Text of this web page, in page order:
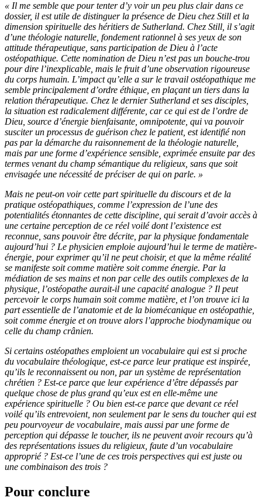
« Il me semble que pour tenter d’y voir un peu plus clair dans ce
dossier, il est utile de distinguer la présence de Dieu chez Still et la
dimension spirituelle des héritiers de Sutherland. Chez Still, il s’agit
d’une théologie naturelle, fondement rationnel à ses yeux de son
attitude thérapeutique, sans participation de Dieu à l’acte
ostéopathique. Cette nomination de Dieu n’est pas un bouche-trou
pour dire l’inexplicable, mais le fruit d’une observation rigoureuse
du corps humain. L’impact qu’elle a sur le travail ostéopathique me
semble principalement d’ordre éthique, en plaçant un tiers dans la
relation thérapeutique. Chez le dernier Sutherland et ses disciples,
la situation est radicalement différente, car ce qui est de l’ordre de
Dieu, source d’énergie bienfaisante, omnipotente, qui va pouvoir
susciter un processus de guérison chez le patient, est identifié non
pas par la démarche du raisonnement de la théologie naturelle,
mais par une forme d’expérience sensible, exprimée ensuite par des
termes venant du champ sémantique du religieux, sans que soit
envisagée une nécessité de préciser de qui on parle. »
Mais ne peut-on voir cette part spirituelle du discours et de la
pratique ostéopathiques, comme l’expression de l’une des
potentialités étonnantes de cette discipline, qui serait d’avoir accès à
une certaine perception de ce réel voilé dont l’existence est
reconnue, sans pouvoir être décrite, par la physique fondamentale
aujourd’hui ? Le physicien emploie aujourd’hui le terme de matière-
énergie, pour exprimer qu’il ne peut choisir, et que la même réalité
se manifeste soit comme matière soit comme énergie. Par la
médiation de ses mains et non par celle des outils complexes de la
physique, l’ostéopathe aurait-il une capacité analogue ? Il peut
percevoir le corps humain soit comme matière, et l’on trouve ici la
part essentielle de l’anatomie et de la biomécanique en ostéopathie,
soit comme énergie et on trouve alors l’approche biodynamique ou
celle du champ crânien.
Si certains ostéopathes emploient un vocabulaire qui est si proche
du vocabulaire théologique, est-ce parce leur pratique est inspirée,
qu’ils le reconnaissent ou non, par un système de représentation
chrétien ? Est-ce parce que leur expérience d’être dépassés par
quelque chose de plus grand qu’eux est en elle-même une
expérience spirituelle ? Ou bien est-ce parce que devant ce réel
voilé qu’ils entrevoient, non seulement par le sens du toucher qui est
peu pourvoyeur de vocabulaire, mais aussi par une forme de
perception qui dépasse le toucher, ils ne peuvent avoir recours qu’à
des représentations issues du religieux, faute d’un vocabulaire
approprié ? Est-ce l’une de ces trois perspectives qui est juste ou
une combinaison des trois ?
Pour conclure